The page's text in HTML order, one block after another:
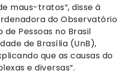
maus-tratos”, disse à
do Observatório
Pessoas no Brasil
de Brasília (UnB),
que as causas do
e diversas”.